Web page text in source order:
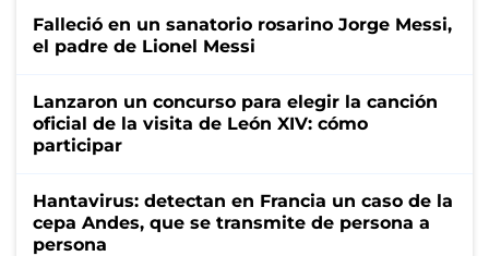
Falleció en un sanatorio rosarino Jorge Messi,
el padre de Lionel Messi
Lanzaron un concurso para elegir la canción
oficial de la visita de León XIV: cómo
participar
Hantavirus: detectan en Francia un caso de la
cepa Andes, que se transmite de persona a
persona